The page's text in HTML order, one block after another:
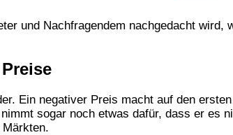
und Nachfragendem nachgedacht wird,
Ein negativer Preis macht auf den
sogar noch etwas dafür, dass er es